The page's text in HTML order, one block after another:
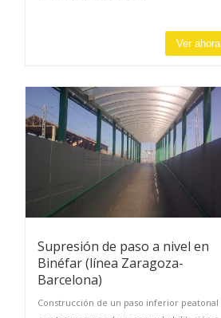
Ver ahora
Supresión de paso a nivel en
Binéfar (línea Zaragoza-
Barcelona)
Construcción de un paso inferior peatonal